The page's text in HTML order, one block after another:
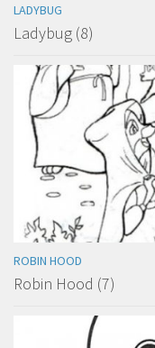
LADYBUG
Ladybug (8)
ROBIN HOOD
Robin Hood (7)